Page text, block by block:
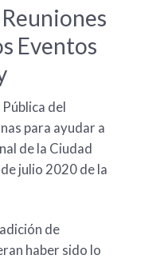
Eventos
del
para ayudar a
de la Ciudad
julio 2020 de la
de
haber sido lo